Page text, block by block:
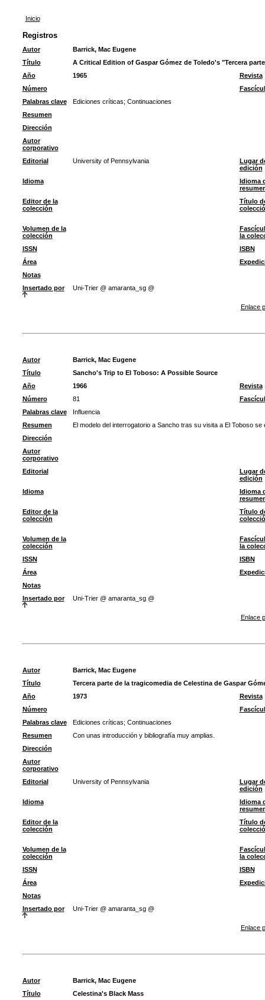
Inicio
Registros
Autor
Barrick, Mac Eugene
Título
A Critical Edition of Gaspar Gómez de Toledo's "Tercera
Año
1965
Revista
Número
Palabras clave
Ediciones críticas; Continuaciones
Resumen
Dirección
Autor
corporativo
Editorial
University of Pennsylvania
Lugar
edición
Idioma
Idioma
Editor de la
colección
Título
Volumen de la
colección
la
ISSN
ISBN
Área
Notas
Insertado por
Uni-Trier @ amaranta_sg @
Enlace
Autor
Barrick, Mac Eugene
Título
Sancho's Trip to El Toboso: A Possible Source
Año
1966
Revista
Número
81
Palabras clave
Influencia
Resumen
El modelo del interrogatorio a Sancho tras su visita a El Toboso se
Dirección
Autor
corporativo
Editorial
Lugar
edición
Idioma
Idioma
Editor de la
colección
Título
Volumen de la
colección
la
ISSN
ISBN
Área
Notas
Insertado por
Uni-Trier @ amaranta_sg @
Enlace
Autor
Barrick, Mac Eugene
Título
Tercera parte de la tragicomedia de Celestina de Gaspar
Año
1973
Revista
Número
Palabras clave
Ediciones críticas; Continuaciones
Resumen
Con unas introducción y bibliografía muy amplias.
Dirección
Autor
corporativo
Editorial
University of Pennsylvania
Lugar
edición
Idioma
Idioma
Editor de la
colección
Título
Volumen de la
colección
la
ISSN
ISBN
Área
Notas
Insertado por
Uni-Trier @ amaranta_sg @
Enlace
Autor
Barrick, Mac Eugene
Título
Celestina's Black Mass